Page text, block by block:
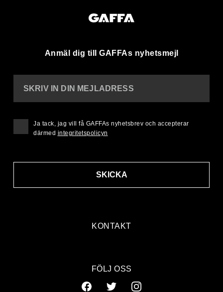
Anmäl dig till GAFFAs nyhetsmejl
KONTAKT
SKRIV IN DIN MEJLADRESS
SKICKA
Ja tack, jag vill få GAFFAs nyhetsbrev och accepterar
därmed integritetspolicyn
FÖLJ OSS